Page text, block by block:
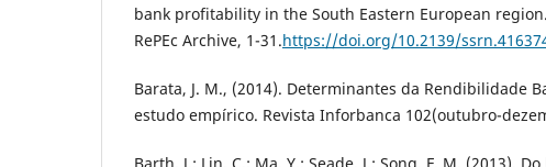
bank profitability in the South Eastern European
RePEc Archive, 1-31.https://doi.org/10.2139/
Barata, J. M., (2014). Determinantes da Rendibilidade
estudo empírico. Revista Inforbanca 102(outubro-